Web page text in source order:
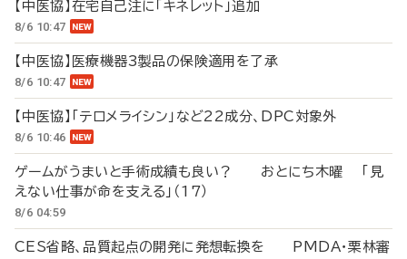
【中医協】在宅自己注に「キネレット」追加
8/6 10:47
【中医協】医療機器3製品の保険適用を了承
8/6 10:47
【中医協】「テロメライシン」など22成分、DPC対象外
8/6 10:46
ゲームがうまいと手術成績も良い？ おとにち木曜 「見
えない仕事が命を支える」（17）
8/6 04:59
CES省略、品質起点の開発に発想転換を PMDA・栗林審